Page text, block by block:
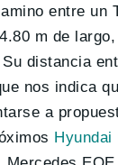
entre un
m de
distancia
nos indica
a
Hyundai